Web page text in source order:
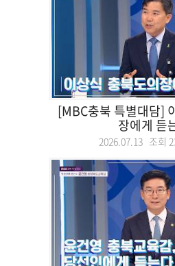
[MBC충북 특별대담]
장에게 듣
2026.07.13 조회